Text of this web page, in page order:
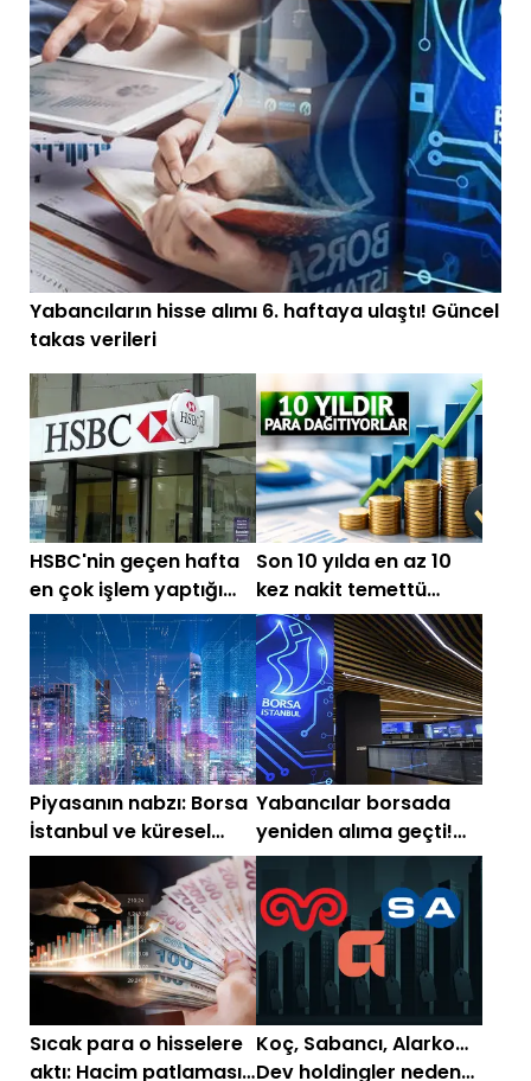
Yabancıların hisse alımı 6. haftaya ulaştı! Güncel
takas verileri
HSBC'nin geçen hafta
en çok işlem yaptığı
hisseler
Son 10 yılda en az 10
kez nakit temettü
ödeyen şirketler!
Piyasanın nabzı: Borsa
İstanbul ve küresel
piyasalarda gün
başlarken (6 Temmuz)
Yabancılar borsada
yeniden alıma geçti!
Bugün bu hisseleri
topladılar
Sıcak para o hisselere
aktı: Hacim patlaması
Koç, Sabancı, Alarko…
Dev holdingler neden